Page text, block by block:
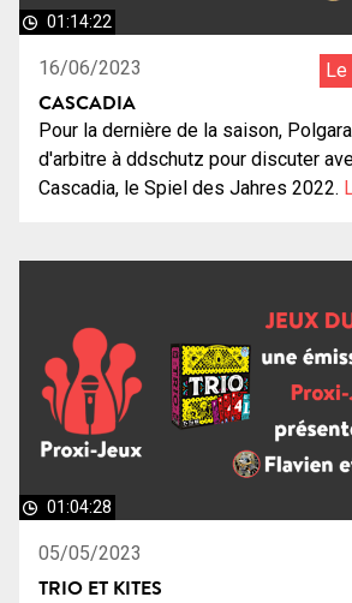
01:14:22
16/06/2023 Le
CASCADIA
Pour la dernière de la saison,
d'arbitre à ddschutz pour discuter
Cascadia, le Spiel des Jahres 2022.
01:04:28
05/05/2023
TRIO ET KITES